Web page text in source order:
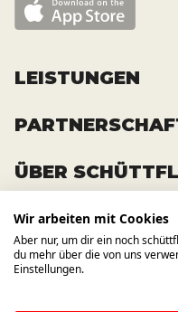
LEISTUNGEN
Baustoffe kaufen
Container mieten
Transporte bestellen
Zusammenarbeit
Registrierung
ÜBER
Über das Unternehmen
Offene Stellen
News und Presse
WIR BAUEN
KANÄLE
Wir arbeiten mit Cookies
Aber nur, um dir ein noch
du mehr über die von uns
Einstellungen.